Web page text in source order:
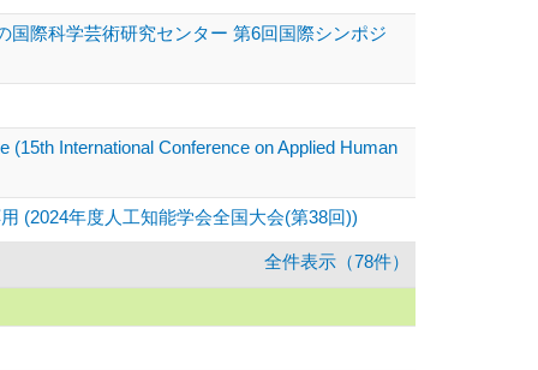
際科学芸術研究センター 第6回国際シンポジ
International Conference on Applied Human
(2024年度人工知能学会全国大会(第38回))
全件表示（78件）